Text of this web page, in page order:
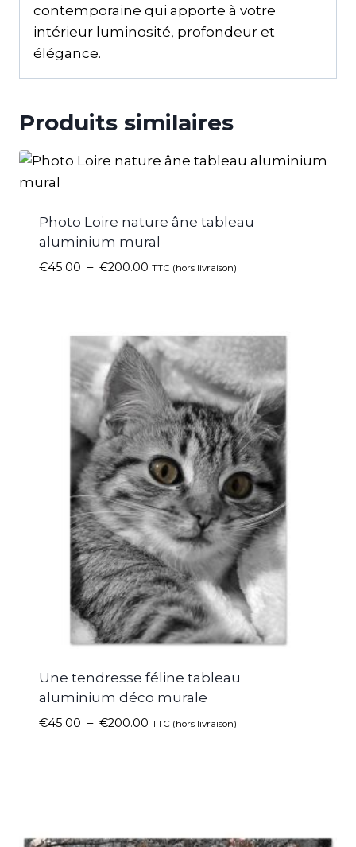
contemporaine qui apporte à votre
intérieur luminosité, profondeur et
élégance.
Produits similaires
Photo Loire nature âne tableau
aluminium mural
€45.00 – €200.00 TTC (hors livraison)
Une tendresse féline tableau
aluminium déco murale
€45.00 – €200.00 TTC (hors livraison)